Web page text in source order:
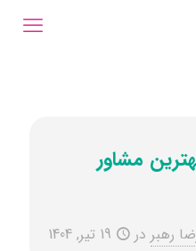
مشاور
رهبر در 19 تیر, 1404